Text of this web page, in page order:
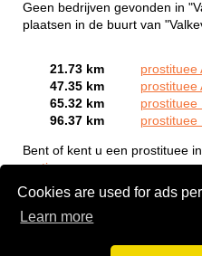
Cookies are used for ads
Learn more
Geen bedrijven gevonden in
plaatsen in de buurt van
21.73 km
prostituee
47.35 km
prostituee
65.32 km
prostituee
96.37 km
prostituee
Bent of kent u een prostituee
gratis aan